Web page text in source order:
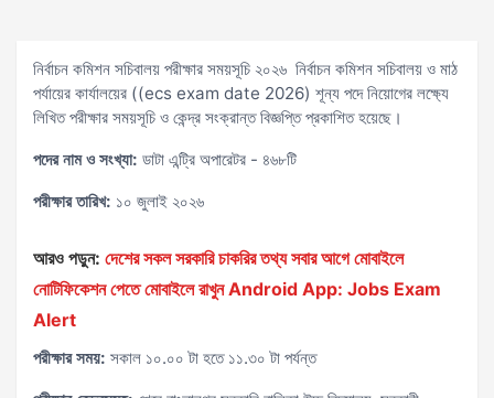
নির্বাচন কমিশন সচিবালয় পরীক্ষার সময়সূচি ২০২৬ নির্বাচন কমিশন সচিবালয় ও মাঠ
পর্যায়ের কার্যালয়ের ((ecs exam date 2026) শূন্য পদে নিয়োগের লক্ষ্যে
লিখিত পরীক্ষার সময়সূচি ও কেন্দ্র সংক্রান্ত বিজ্ঞপ্তি প্রকাশিত হয়েছে।
পদের নাম ও সংখ্যা: ডাটা এন্ট্রি অপারেটর - ৪৬৮টি
পরীক্ষার তারিখ: ১০ জুলাই ২০২৬
আরও পড়ুন: দেশের সকল সরকারি চাকরির তথ্য সবার আগে মোবাইলে
নোটিফিকেশন পেতে মোবাইলে রাখুন Android App: Jobs Exam
Alert
পরীক্ষার সময়: সকাল ১০.০০ টা হতে ১১.৩০ টা পর্যন্ত